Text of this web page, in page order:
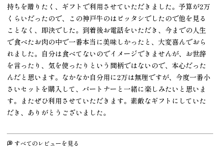
持ちを贈りたく、ギフトで利用させていただきました。予算が2万
くらいだったので、この神戸牛のはピッタシでしたので他を見る
ことなく、即決でした。到着後お電話をいただき、今までの人生
で食べたお肉の中で一番本当に美味しかったと、大変喜んでおら
れました。自分は食べてないのでイメージできませんが、お世辞
を言ったり、気を使ったりという間柄ではないので、本心だった
んだと思います。なかなか自分用に2万は無理ですが、今度一番小
さいセットを購入して、パートナーと一緒に楽しみたいと思いま
す。またぜひ利用させていただきます。素敵なギフトにしていた
だき、ありがとうございました。
すべてのレビューを見る